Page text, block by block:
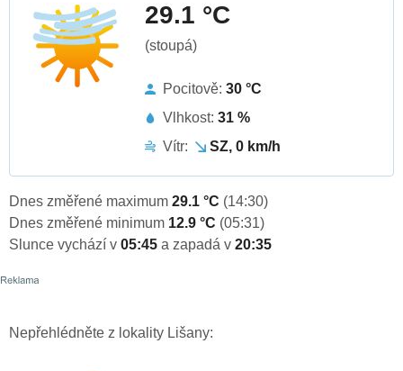
29.1 °C
(stoupá)
Pocitově: 30 °C
Vlhkost: 31 %
Vítr:
SZ, 0 km/h
Dnes změřené maximum 29.1 °C (14:30)
Dnes změřené minimum 12.9 °C (05:31)
Slunce vychází v 05:45 a zapadá v 20:35
Nepřehlédněte z lokality Lišany: